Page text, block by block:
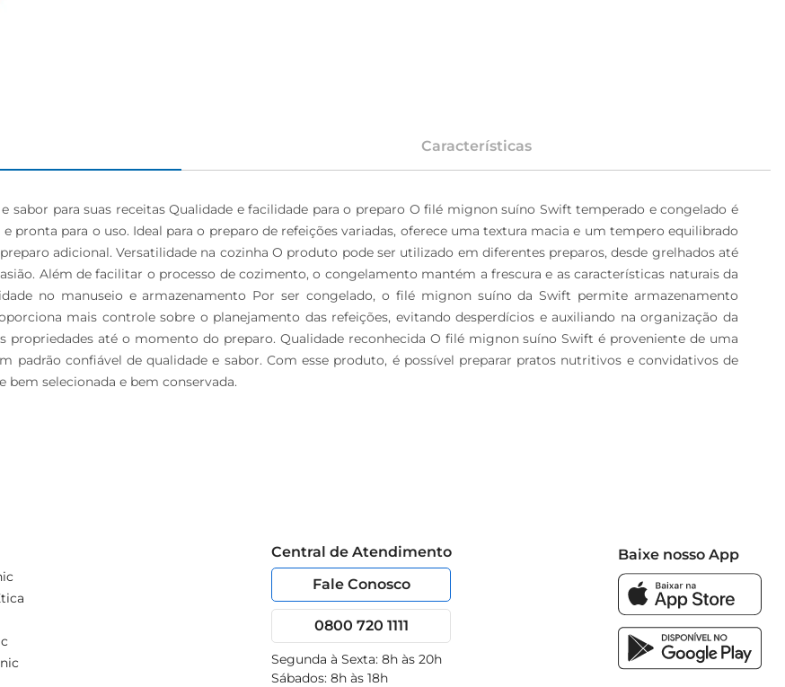
Características
sabor para suas receitas Qualidade e facilidade para o preparo O filé mignon suíno Swift temperado e congelado é
pronta para o uso. Ideal para o preparo de refeições variadas, oferece uma textura macia e um tempero equilibrado
adicional. Versatilidade na cozinha O produto pode ser utilizado em diferentes preparos, desde grelhados até
Além de facilitar o processo de cozimento, o congelamento mantém a frescura e as características naturais da
no manuseio e armazenamento Por ser congelado, o filé mignon suíno da Swift permite armazenamento
mais controle sobre o planejamento das refeições, evitando desperdícios e auxiliando na organização da
propriedades até o momento do preparo. Qualidade reconhecida O filé mignon suíno Swift é proveniente de uma
padrão confiável de qualidade e sabor. Com esse produto, é possível preparar pratos nutritivos e convidativos de
selecionada e bem conservada.
Central de Atendimento
Fale Conosco
0800 720 1111
Segunda à Sexta: 8h às 20h
Sábados: 8h às 18h
Baixe nosso App